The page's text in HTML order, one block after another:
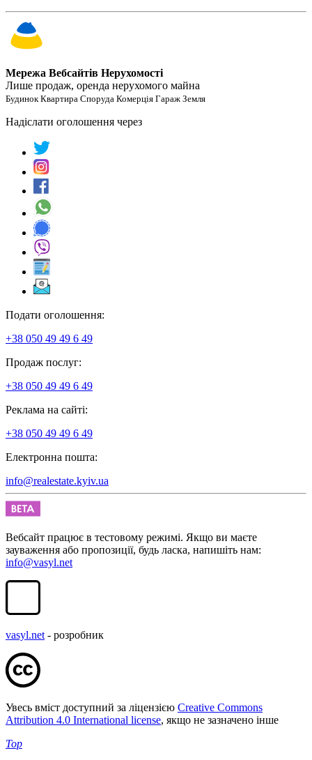
Мережа Вебсайтів Нерухомості
Лише продаж, оренда нерухомого майна
Будинок Квартира Споруда Комерція Гараж Земля
Надіслати оголошення через
Подати оголошення:
+38 050 49 49 6 49
Продаж послуг:
+38 050 49 49 6 49
Реклама на сайті:
+38 050 49 49 6 49
Електронна пошта:
info@realestate.kyiv.ua
Вебсайт працює в тестовому режимі. Якщо ви маєте
зауваження або пропозиції, будь ласка, напишіть нам:
info@vasyl.net
vasyl.net - розробник
Увесь вміст доступний за ліцензією Creative Commons
Attribution 4.0 International license, якщо не зазначено інше
Top